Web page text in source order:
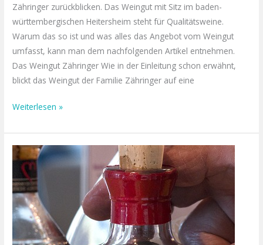
Zähringer zurückblicken. Das Weingut mit Sitz im baden-
württembergischen Heitersheim steht für Qualitätsweine.
Warum das so ist und was alles das Angebot vom Weingut
umfasst, kann man dem nachfolgenden Artikel entnehmen.
Das Weingut Zähringer Wie in der Einleitung schon erwähnt,
blickt das Weingut der Familie Zähringer auf eine
Weiterlesen »
Crema
Balsamico:
Für
Salat
oder
anderes